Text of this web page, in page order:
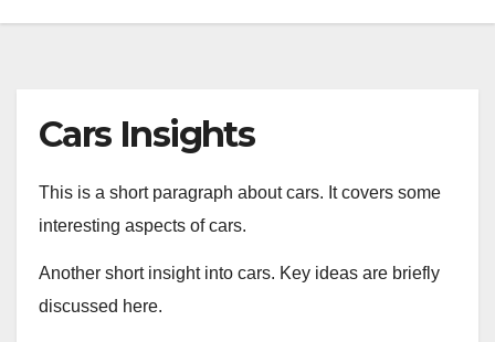
Cars Insights
This is a short paragraph about cars. It covers some
interesting aspects of cars.
Another short insight into cars. Key ideas are briefly
discussed here.